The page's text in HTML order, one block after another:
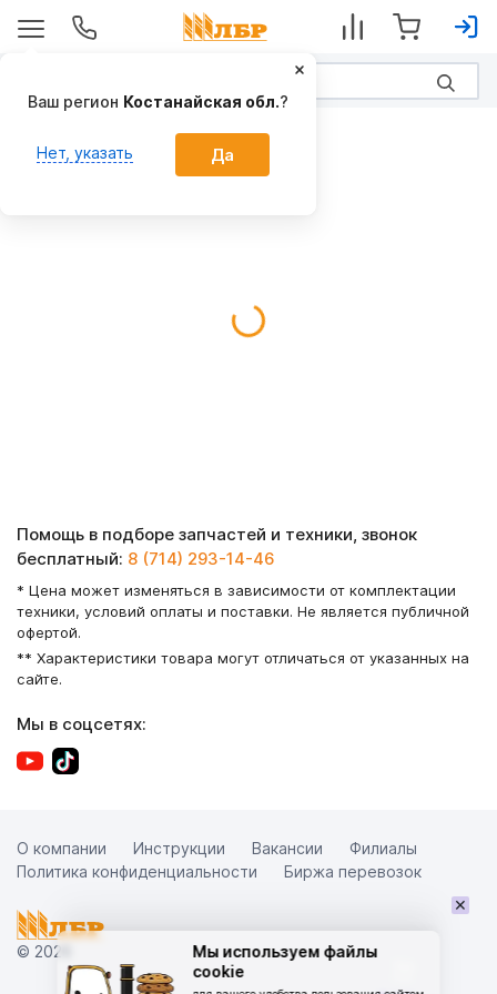
Дождевальные машины
Мы используем файлы
cookie
Помощь в подборе запчастей и техники, звонок
бесплатный: 8 (714) 293-14-46
* Цена может изменяться в зависимости от комплектации
техники, условий оплаты и поставки. Не является публичной
офертой.
** Характеристики товара могут отличаться от указанных на
сайте.
Мы в соцсетях:
© 2026
О компании Инструкции Вакансии
Филиалы
Политика конфиденциальности
Биржа перевозок
×
Ваш регион Костанайская обл.?
Нет, указать Да